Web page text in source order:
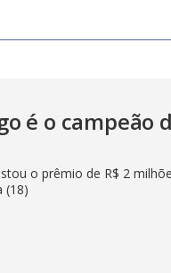
é o campeão
o prêmio de R$ 2
(18)